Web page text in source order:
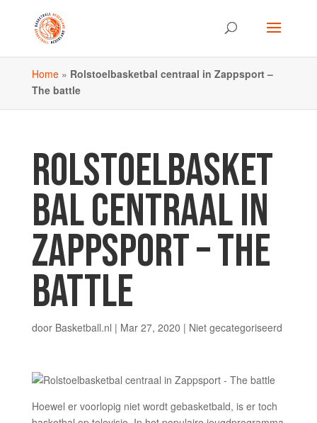
Home» Rolstoelbasketbal centraal in Zappsport –
The battle
ROLSTOELBASKET
BAL CENTRAAL IN
ZAPPSPORT – THE
BATTLE
door Basketball.nl | Mar 27, 2020 | Niet gecategoriseerd
Hoewel er voorlopig niet wordt gebasketbald, is er toch